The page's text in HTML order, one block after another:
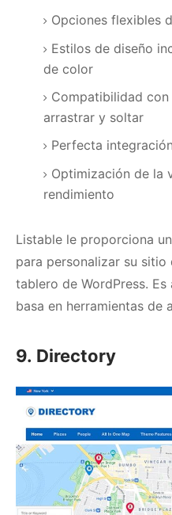
Opciones flexibles
Estilos de diseño
de color
Compatibilidad
arrastrar y soltar
Perfecta
Optimización de la
rendimiento
Listable le proporciona
para personalizar su
tablero de WordPress. Es
basa en herramientas de
9. Directory